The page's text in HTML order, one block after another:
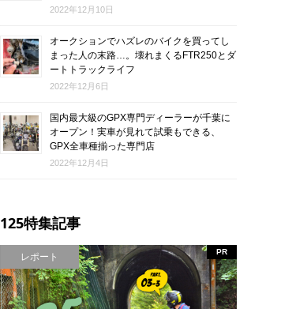
2022年12月10日
オークションでハズレのバイクを買ってし
まった人の末路…。壊れまくるFTR250とダ
ートトラックライフ
2022年12月6日
国内最大級のGPX専門ディーラーが千葉に
オープン！実車が見れて試乗もできる、
GPX全車種揃った専門店
2022年12月4日
125特集記事
レポート PR